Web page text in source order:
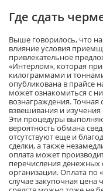
Где сдать
Выше говорилось, что
влияние условия
привлекательное
«Интерлом», которая
килограммами и
опубликована в прайсе
может ознакомиться с
вознаграждения. Точная
взвешивания и
Эти процедуры
вероятность обмана
отсутствуют еще и
сделки, а также
оплата может
перечисления денежных
организации. Оплата по
случае закупочная цена